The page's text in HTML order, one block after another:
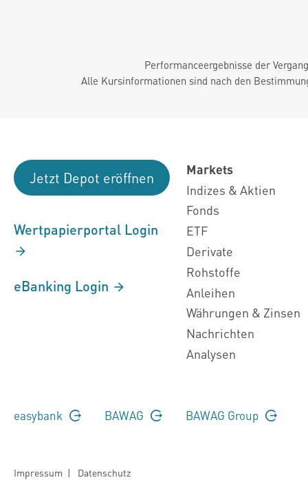
Performanceergebnisse der
Alle Kursinformationen sind nach den
Jetzt Depot eröffnen
Wertpapierportal Login
eBanking Login
Markets
Indizes & Aktien
Fonds
ETF
Derivate
Rohstoffe
Anleihen
Währungen & Zinsen
Nachrichten
Analysen
easybank BAWAG BAWAG Group
Impressum | Datenschutz